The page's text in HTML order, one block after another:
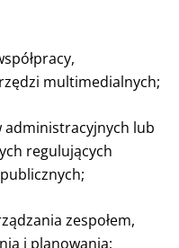
multimedialnych;
lub
regulujących
zespołem,
i planowania;